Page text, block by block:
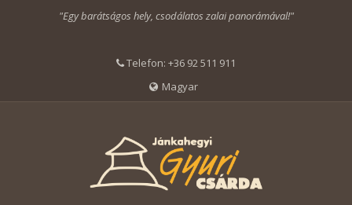
"Egy barátságos hely, csodálatos zalai panorámával!"
Telefon: +36 92 511 911
Magyar